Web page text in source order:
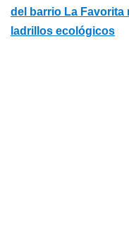
del barrio La
ladrillos ecológicos